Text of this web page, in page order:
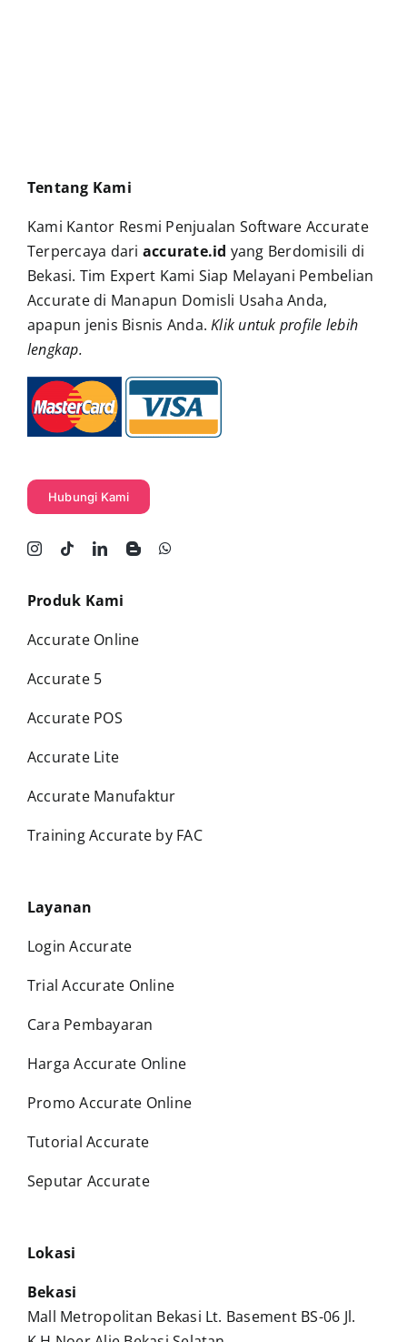
Tentang Kami
Kami Kantor Resmi Penjualan Software Accurate
Terpercaya dari accurate.id yang Berdomisili di
Bekasi. Tim Expert Kami Siap Melayani Pembelian
Accurate di Manapun Domisli Usaha Anda,
apapun jenis Bisnis Anda.Klik untuk profile lebih
lengkap.
Hubungi Kami
Produk Kami
Accurate Online
Accurate 5
Accurate POS
Accurate Lite
Accurate Manufaktur
Training Accurate by FAC
Layanan
Login Accurate
Trial Accurate Online
Cara Pembayaran
Harga Accurate Online
Promo Accurate Online
Tutorial Accurate
Seputar Accurate
Lokasi
Bekasi
Mall Metropolitan Bekasi Lt. Basement BS-06 Jl.